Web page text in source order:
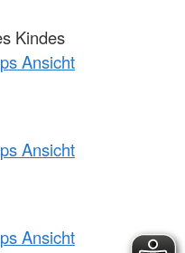
Kindes
Ansicht
Ansicht
Ansicht